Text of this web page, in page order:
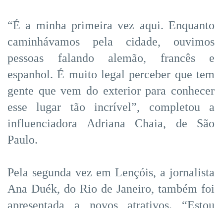
“É a minha primeira vez aqui. Enquanto
caminhávamos pela cidade, ouvimos
pessoas falando alemão, francês e
espanhol. É muito legal perceber que tem
gente que vem do exterior para conhecer
esse lugar tão incrível”, completou a
influenciadora Adriana Chaia, de São
Paulo.
Pela segunda vez em Lençóis, a jornalista
Ana Duék, do Rio de Janeiro, também foi
apresentada a novos atrativos. “Estou